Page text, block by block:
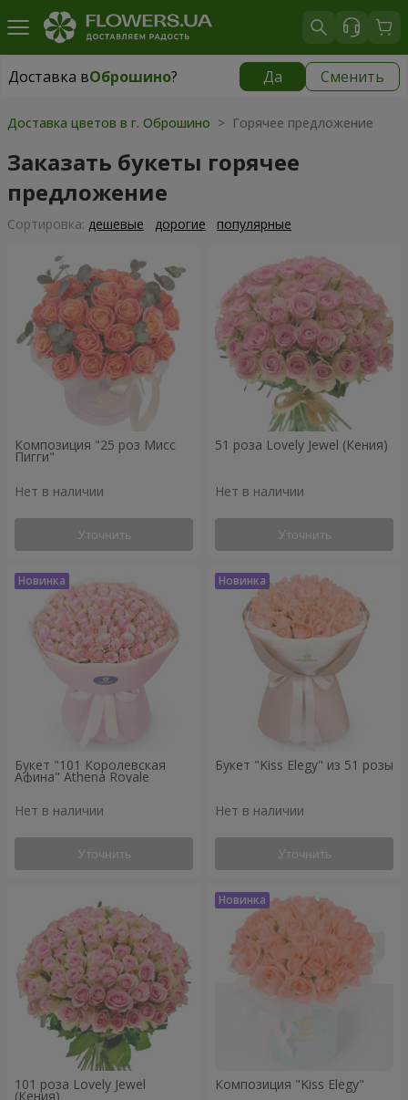
Доставка вОброшино? Да Сменить
Доставка вОброшино|
Доставка цветов в г. Оброшино > Горячее предложение
Заказать букеты горячее
предложение
Cортировка: дешевые дорогие популярные
Композиция "25 роз Мисс
Пигги"
Нет в наличии
Уточнить
51 роза Lovely Jewel (Кения)
Нет в наличии
Уточнить
Букет "101 Королевская
Афина" Athena Royale
Нет в наличии
Уточнить
Букет "Kiss Elegy" из 51 розы
Нет в наличии
Уточнить
101 роза Lovely Jewel
(Кения)
Композиция "Kiss Elegy"